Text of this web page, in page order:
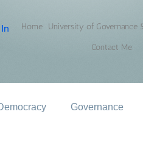
Home University of Governance
Contact Me
Governance